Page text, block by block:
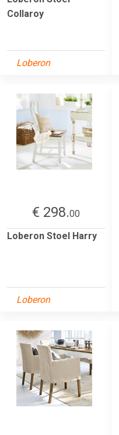
Collaroy
Loberon
€ 298.00
Loberon Stoel Harry
Loberon